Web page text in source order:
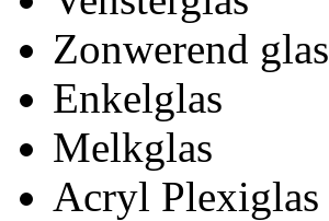
Zonwerend glas
Enkelglas
Melkglas
Acryl Plexiglas